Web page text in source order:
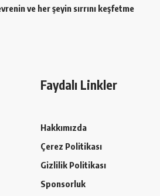
ve her şeyin sırrını keşfetme
Faydalı Linkler
Hakkımızda
Çerez Politikası
Gizlilik Politikası
Sponsorluk